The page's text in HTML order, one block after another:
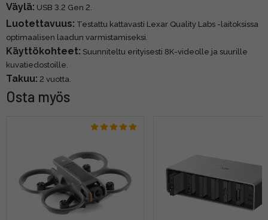
Väylä: USB 3.2 Gen 2.
Luotettavuus: Testattu kattavasti Lexar Quality Labs -laitoksissa
optimaalisen laadun varmistamiseksi.
Käyttökohteet: Suunniteltu erityisesti 8K-videolle ja suurille
kuvatiedostoille.
Takuu: 2 vuotta.
Osta myös